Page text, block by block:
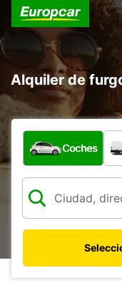
Alquiler de
¿Qué tipo de
Coches